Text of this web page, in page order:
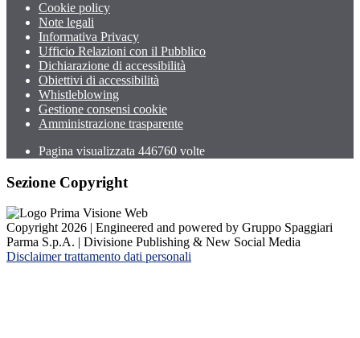
Cookie policy
Note legali
Informativa Privacy
Ufficio Relazioni con il Pubblico
Dichiarazione di accessibilità
Obiettivi di accessibilità
Whistleblowing
Gestione consensi cookie
Amministrazione trasparente
Pagina visualizzata 446760 volte
Sezione Copyright
Copyright 2026 | Engineered and powered by Gruppo Spaggiari
Parma S.p.A. | Divisione Publishing & New Social Media
Disclaimer trattamento dati personali